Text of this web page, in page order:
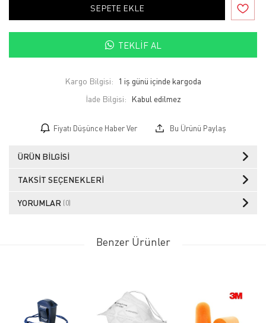
SEPETE EKLE
TEKLIF AL
Kargo Bilgisi:
1 iş günü içinde kargoda
İade Bilgisi:
Fiyatı Düşünce Haber Ver Bu Ürünü Paylaş
ÜRÜN BILGISI
TAKSIT SEÇENEKLERI
YORUMLAR (0)
Benzer Ürünler